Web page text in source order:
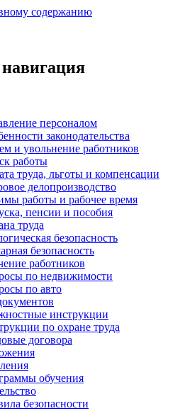
содержанию
персоналом
законодательства
и увольнение работников
работы
труда, льготы и компенсации
делопроизводство
работы и рабочее время
пенсии и пособия
труда
безопасность
безопасность
работников
по недвижимости
по авто
инструкции
по охране труда
договора
обучения
безопасности